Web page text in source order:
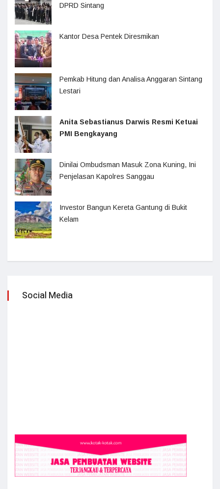
DPRD Sintang
Kantor Desa Pentek Diresmikan
Pemkab Hitung dan Analisa Anggaran Sintang
Lestari
Anita Sebastianus Darwis Resmi Ketuai
PMI Bengkayang
Dinilai Ombudsman Masuk Zona Kuning, Ini
Penjelasan Kapolres Sanggau
Investor Bangun Kereta Gantung di Bukit
Kelam
Social Media